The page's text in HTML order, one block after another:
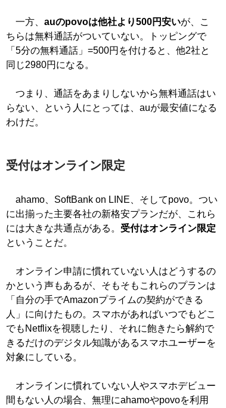
一方、 auのpovoは他社より500円安いが、こ
ちらは無料通話がついていない。トッピングで
「5分の無料通話」=500円を付けると、他2社と
同じ2980円になる。
つまり、通話をあまりしないから無料通話はい
らない、という人にとっては、auが最安値になる
わけだ。
受付はオンライン限定
ahamo、SoftBank on LINE、そしてpovo。つい
に出揃った主要各社の新格安プランだが、これら
には大きな共通点がある。 受付はオンライン限定
ということだ。
オンライン申請に慣れていない人はどうするの
かという声もあるが、そもそもこれらのプランは
「自分の手でAmazonプライムの契約ができる
人」に向けたもの。スマホがあればいつでもどこ
でもNetflixを視聴したり、それに飽きたら解約で
きるだけのデジタル知識があるスマホユーザーを
対象にしている。
オンラインに慣れていない人やスマホデビュー
間もない人の場合、無理にahamoやpovoを利用